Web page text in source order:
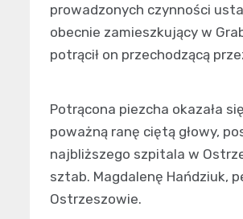
prowadzonych czynności
obecnie zamieszkujący w
potrącił on przechodzącą
Potrącona piezcha okazała
poważną ranę ciętą głowy,
najbliższego szpitala w
sztab. Magdalenę Hańdziuk,
Ostrzeszowie.